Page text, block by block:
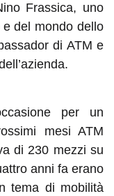
Frassica, uno
del mondo dello
di ATM e
per un
mesi ATM
di 230 mezzi su
anni fa erano
tema di mobilità